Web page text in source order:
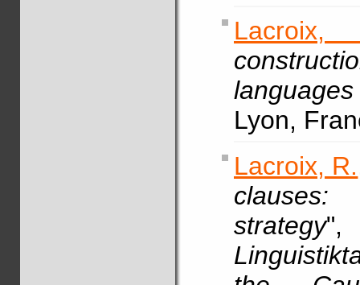
Lyon,
Lacroix, R.
clauses:
strategy